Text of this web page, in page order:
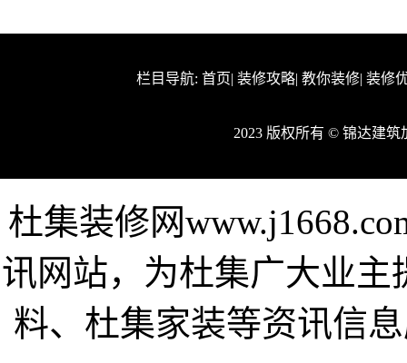
栏目导航: 首页| 装修攻略| 教你装修| 装修
2023 版权所有 © 锦达建
杜集装修网
讯网站，为杜集广大业
料、杜集家装等资讯信